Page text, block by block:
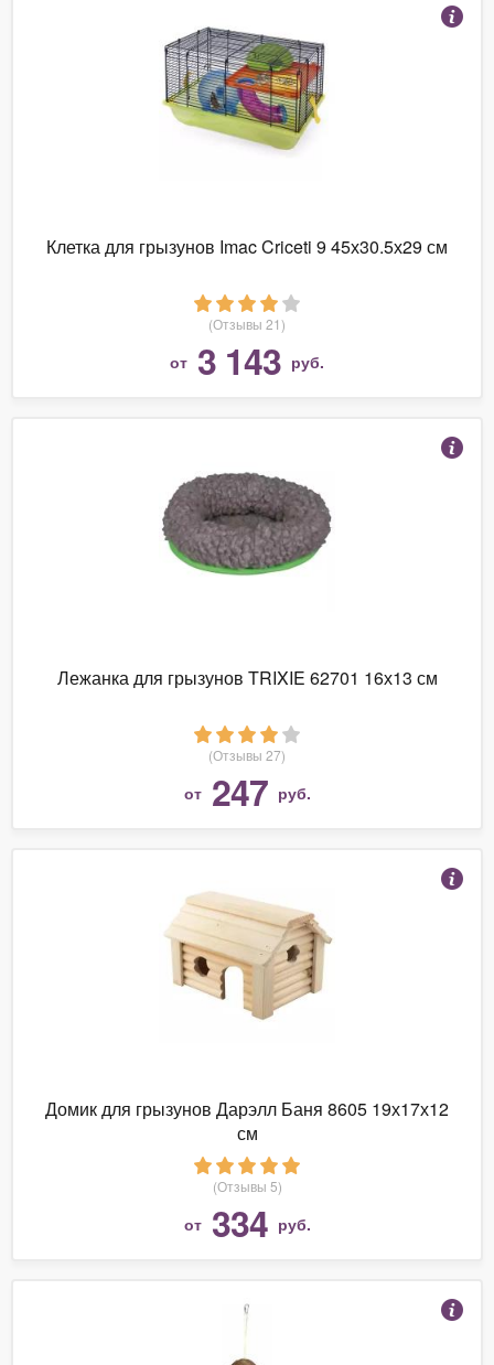
Клетка для грызунов Imac Criceti 9 45х30.5х29 см
(Отзывы 21)
от 3 143 руб.
Лежанка для грызунов TRIXIE 62701 16х13 см
(Отзывы 27)
от 247 руб.
Домик для грызунов Дарэлл Баня 8605 19х17х12
см
(Отзывы 5)
от 334 руб.